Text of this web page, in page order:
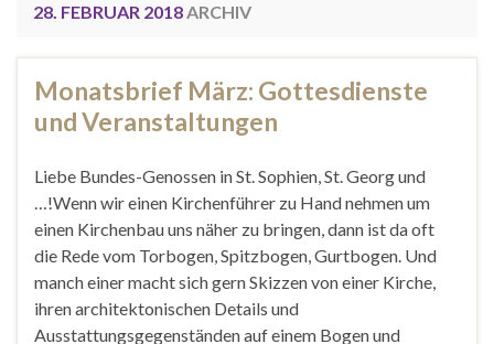
28. FEBRUAR 2018ARCHIV
Monatsbrief März: Gottesdienste
und Veranstaltungen
Liebe Bundes-Genossen in St. Sophien, St. Georg und
…!Wenn wir einen Kirchenführer zu Hand nehmen um
einen Kirchenbau uns näher zu bringen, dann ist da oft
die Rede vom Torbogen, Spitzbogen, Gurtbogen. Und
manch einer macht sich gern Skizzen von einer Kirche,
ihren architektonischen Details und
Ausstattungsgegenständen auf einem Bogen und